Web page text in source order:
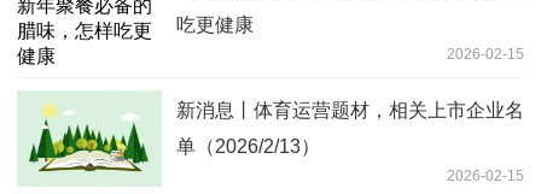
吃更健康
2026-02-15
新消息丨体育运营题材，相关上市企业名
单（2026/2/13）
2026-02-15